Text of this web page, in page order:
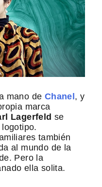
mano de Chanel, y
marca
Lagerfeld se
también
al mundo de la
Pero la
ella solita.